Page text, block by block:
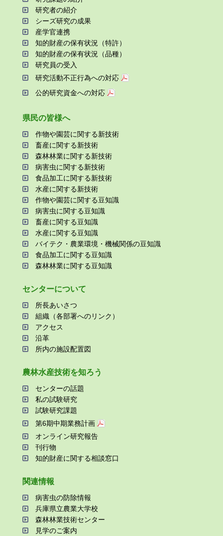
研究者の紹介
シーズ研究の成果
産学官連携
知的財産の保有状況（特許）
知的財産の保有状況（品種）
研究員の受⼊
研究活動不正⾏為への対応
公的研究資金への対応
県⺠の皆様へ
作物や園芸に関する新技術
畜産に関する新技術
森林林業に関する新技術
病害⾍に関する新技術
⾷品加⼯に関する新技術
⽔産に関する新技術
作物や園芸に関する⾖知識
病害⾍に関する⾖知識
畜産に関する⾖知識
⽔産に関する⾖知識
バイテク・農業環境・機械関係の⾖知識
⾷品加⼯に関する⾖知識
森林林業に関する⾖知識
センターについて
所⻑あいさつ
組織（各部署へのリンク）
アクセス
沿⾰
所内の施設配置図
農林⽔産技術を知ろう
センターの話題
私の試験研究
試験研究課題
第6期中期業務計画
オンライン研究報告
刊⾏物
知的財産に関する相談窓⼝
関連情報
病害⾍の防除情報
兵庫県⽴農業⼤学校
森林林業技術センター
⾒学のご案内